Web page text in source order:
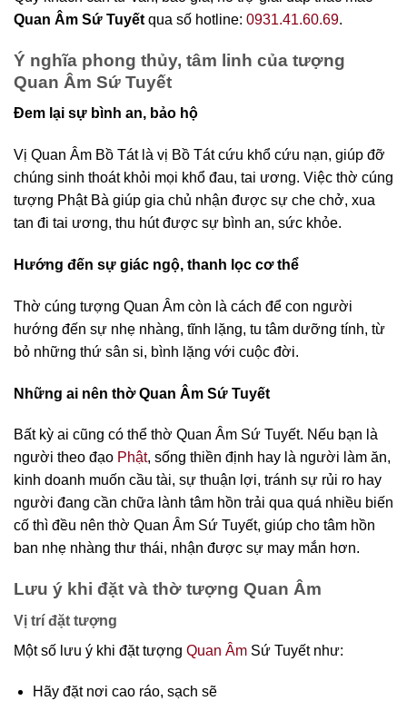
Quan Âm Sứ Tuyết qua số hotline: 0931.41.60.69.
Ý nghĩa phong thủy, tâm linh của tượng
Quan Âm Sứ Tuyết
Đem lại sự bình an, bảo hộ
Vị Quan Âm Bồ Tát là vị Bồ Tát cứu khổ cứu nạn, giúp đỡ
chúng sinh thoát khỏi mọi khổ đau, tai ương. Việc thờ cúng
tượng Phật Bà giúp gia chủ nhận được sự che chở, xua
tan đi tai ương, thu hút được sự bình an, sức khỏe.
Hướng đến sự giác ngộ, thanh lọc cơ thể
Thờ cúng tượng Quan Âm còn là cách để con người
hướng đến sự nhẹ nhàng, tĩnh lặng, tu tâm dưỡng tính, từ
bỏ những thứ sân si, bình lặng với cuộc đời.
Những ai nên thờ Quan Âm Sứ Tuyết
Bất kỳ ai cũng có thể thờ Quan Âm Sứ Tuyết. Nếu bạn là
người theo đạo Phật, sống thiền định hay là người làm ăn,
kinh doanh muốn cầu tài, sự thuận lợi, tránh sự rủi ro hay
người đang cần chữa lành tâm hồn trải qua quá nhiều biến
cố thì đều nên thờ Quan Âm Sứ Tuyết, giúp cho tâm hồn
ban nhẹ nhàng thư thái, nhận được sự may mắn hơn.
Lưu ý khi đặt và thờ tượng Quan Âm
Vị trí đặt tượng
Một số lưu ý khi đặt tượng Quan Âm Sứ Tuyết như:
Hãy đặt nơi cao ráo, sạch sẽ